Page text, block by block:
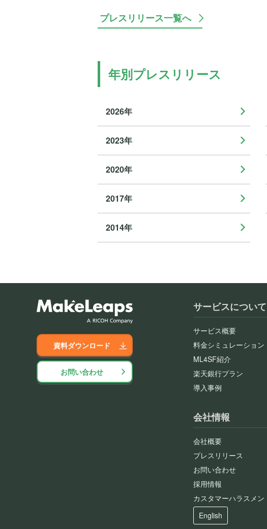
プレスリリース一覧へ
年別プレスリリース
2026年
2023年
2020年
2017年
2014年
資料ダウンロード
お問い合わせ
サービスについて
サービス概要
料金シミュレーション
ML4SF紹介
楽天銀行プラン
導入事例
会社情報
会社概要
プレスリリース
お問い合わせ
採用情報
カスタマーハラスメ
English